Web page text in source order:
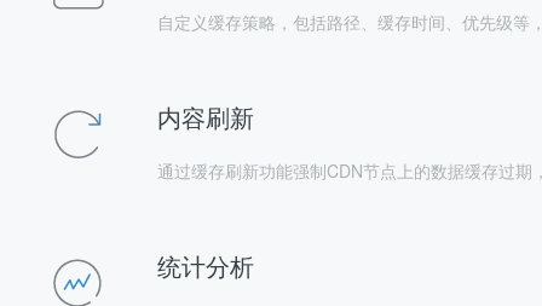
自定义缓存策略，包括路径、缓存时间、优先级
内容刷新
通过缓存刷新功能强制CDN节点上的数据缓存过
统计分析